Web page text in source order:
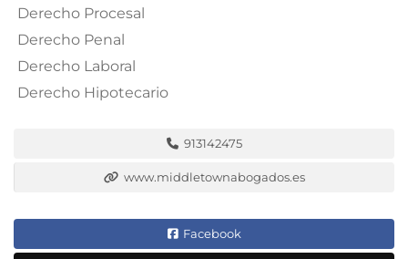
 Derecho Procesal
 Derecho Penal
 Derecho Laboral
 Derecho Hipotecario
913142475
www.middletownabogados.es
Facebook